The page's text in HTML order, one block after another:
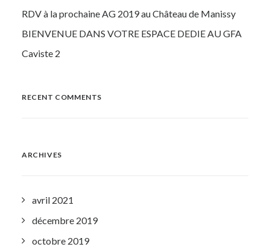
RDV à la prochaine AG 2019 au Château de Manissy
BIENVENUE DANS VOTRE ESPACE DEDIE AU GFA
Caviste 2
RECENT COMMENTS
ARCHIVES
avril 2021
décembre 2019
octobre 2019